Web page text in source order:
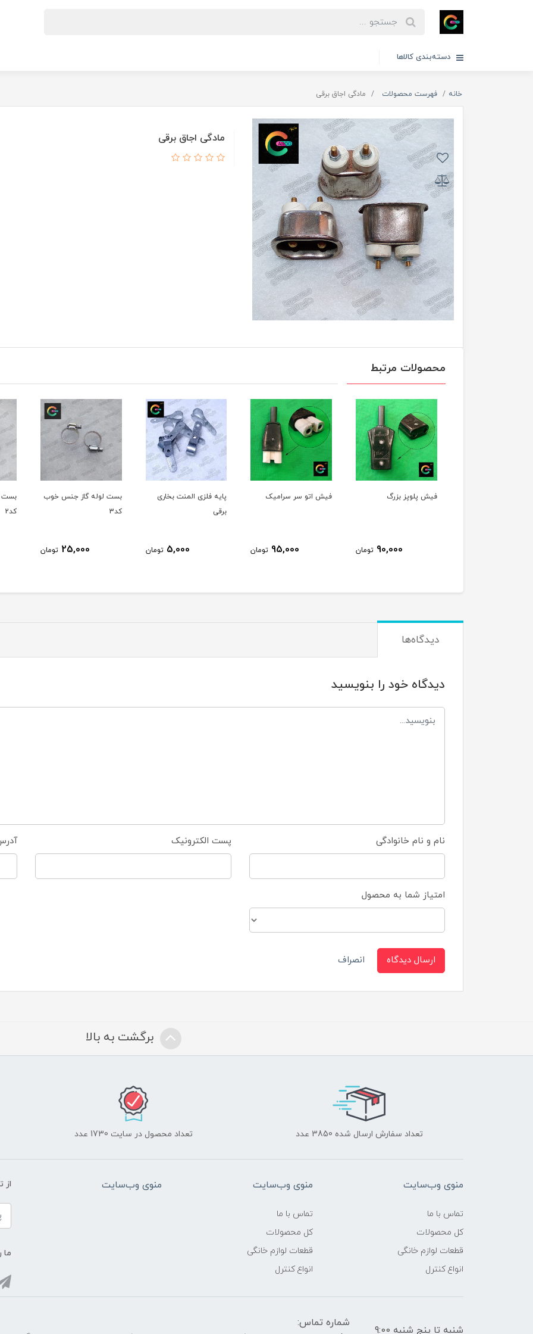
دسته‌بندی کالاها
خانه فهرست محصولات مادگی اجاق برقی
مادگی اجاق برقی
محصولات مرتبط
فیش اتو سر سرامیک
95,000 تومان
پایه فلزی المنت بخاری
5,000 تومان
بست لوله گاز جنس خوب
کد3
25,000 تومان
بست لوله گاز جنس خوب
کد2
20,000 تومان
کد1
دیدگاه‌ها
دیدگاه خود را بنویسید
نام و نام خانوادگی پست الکترونیک
امتیاز شما به محصول
ارسال دیدگاه انصراف
برگشت به بالا
تعداد سفارش ارسال شده 3850 عدد تعداد محصول در سایت 1730 عدد
منوی وب‌سایت
تماس با ما
کل محصولات
قطعات لوازم خانگی
انواع کنترل
منوی وب‌سایت
تماس با ما
کل محصولات
قطعات لوازم خانگی
انواع کنترل
منوی وب‌سایت از
ما
شنبه تا پنج شنبه 9:00
شماره تماس: